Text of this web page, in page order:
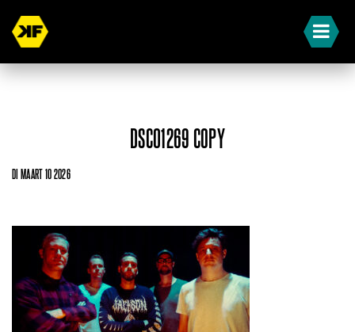
DSC01269 COPY
DI MAART 10 2026